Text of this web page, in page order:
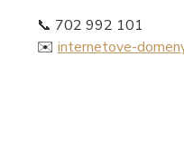
📞 702 992 101
✉️ internetove-